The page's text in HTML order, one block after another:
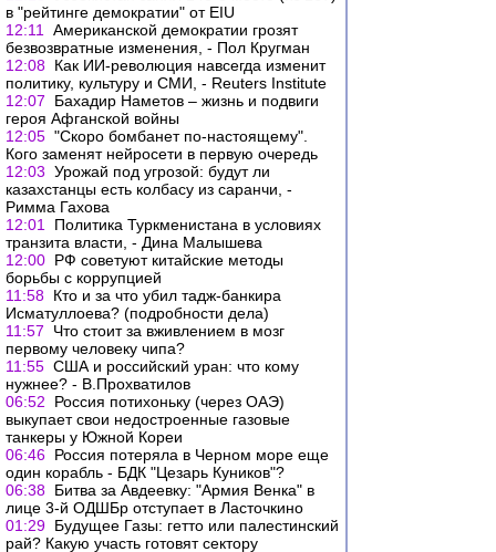
в "рейтинге демократии" от EIU
12:11
Американской демократии грозят
безвозвратные изменения, - Пол Кругман
12:08 Как ИИ-революция навсегда изменит
политику, культуру и СМИ, - Reuters Institute
12:07
Бахадир Наметов – жизнь и подвиги
героя Афганской войны
12:05 "Скоро бомбанет по-настоящему".
Кого заменят нейросети в первую очередь
12:03 Урожай под угрозой: будут ли
казахстанцы есть колбасу из саранчи, -
Римма Гахова
12:01
Политика Туркменистана в условиях
транзита власти, - Дина Малышева
12:00 РФ советуют китайские методы
борьбы с коррупцией
11:58 Кто и за что убил тадж-банкира
Исматуллоева? (подробности дела)
11:57
Что стоит за вживлением в мозг
первому человеку чипа?
11:55 США и российский уран: что кому
нужнее? - В.Прохватилов
06:52
Россия потихоньку (через ОАЭ)
выкупает свои недостроенные газовые
танкеры у Южной Кореи
06:46 Россия потеряла в Черном море еще
один корабль - БДК "Цезарь Куников"?
06:38 Битва за Авдеевку: "Армия Венка" в
лице 3-й ОДШБр отступает в Ласточкино
01:29 Будущее Газы: гетто или палестинский
рай? Какую участь готовят сектору